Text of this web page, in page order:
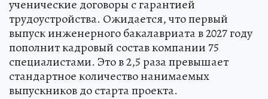
ученические договоры с гарантией
трудоустройства. Ожидается, что первый
выпуск инженерного бакалавриата в 2027 году
пополнит кадровый состав компании 75
специалистами. Это в 2,5 раза превышает
стандартное количество нанимаемых
выпускников до старта проекта.